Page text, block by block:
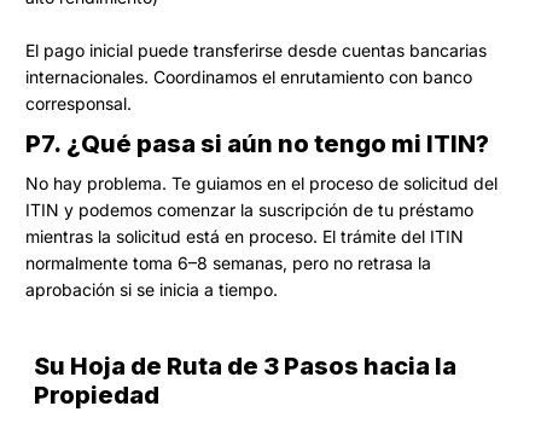
El pago inicial puede transferirse desde cuentas bancarias
internacionales. Coordinamos el enrutamiento con banco
corresponsal.
P7. ¿Qué pasa si aún no tengo mi ITIN?
No hay problema. Te guiamos en el proceso de solicitud del
ITIN y podemos comenzar la suscripción de tu préstamo
mientras la solicitud está en proceso. El trámite del ITIN
normalmente toma 6–8 semanas, pero no retrasa la
aprobación si se inicia a tiempo.
Su Hoja de Ruta de 3 Pasos hacia la
Propiedad